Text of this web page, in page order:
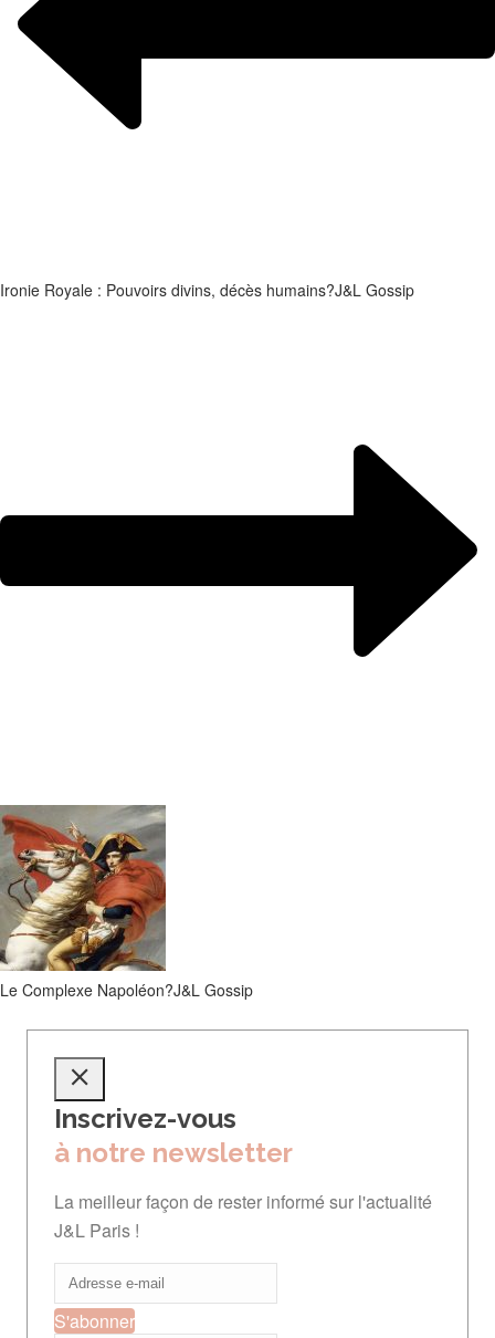
Ironie Royale : Pouvoirs divins, décès humains?J&L Gossip
Le Complexe Napoléon?J&L Gossip
Inscrivez-vous
à notre newsletter
La meilleur façon de rester informé sur l'actualité
J&L Paris !
S'abonner